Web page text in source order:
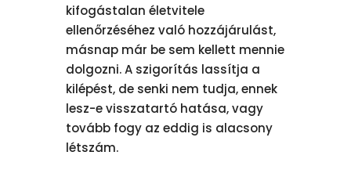
kifogástalan életvitele
ellenőrzéséhez való hozzájárulást,
másnap már be sem kellett mennie
dolgozni. A szigorítás lassítja a
kilépést, de senki nem tudja, ennek
lesz-e visszatartó hatása, vagy
tovább fogy az eddig is alacsony
létszám.